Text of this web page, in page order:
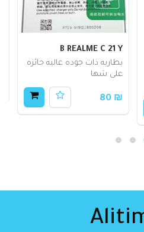
B REALME C 21 Y
بطاريه ذات جوده عاليه حائزه
على شها
₪ 80